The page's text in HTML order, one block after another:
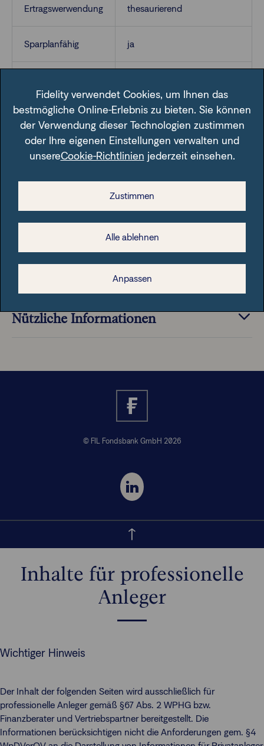
Ertragswerwendung thesaurierend
Sparplanfähig ja
Im Fondsfinder der FFB unter der angegebenen ISIN.
Rechtliche Hinweise
Nützliche Informationen
© FIL Fondsbank GmbH 2026
Inhalte für professionelle
Anleger
Wichtiger Hinweis
Der Inhalt der folgenden Seiten wird ausschließlich für
professionelle Anleger gemäß §67 Abs. 2 WPHG bzw.
Finanzberater und Vertriebspartner bereitgestellt. Die
Informationen berücksichtigen nicht die Anforderungen gem. §4
Fidelity verwendet Cookies, um Ihnen das
bestmögliche Online-Erlebnis zu bieten. Sie können
der Verwendung dieser Technologien zustimmen
oder Ihre eigenen Einstellungen verwalten und
unsereCookie-Richtlinien jederzeit einsehen.
Zustimmen
Alle ablehnen
Anpassen